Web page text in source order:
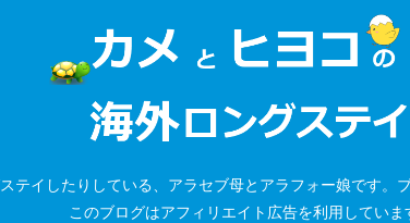
テイしたりしている、アラセブ母とアラフォー娘です。
このブログはアフィリエイト広告を利用していま